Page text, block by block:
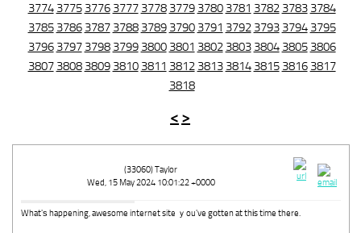
3774 3775 3776 3777 3778 3779 3780 3781 3782 3783 3784
3785 3786 3787 3788 3789 3790 3791 3792 3793 3794 3795
3796 3797 3798 3799 3800 3801 3802 3803 3804 3805 3806
3807 3808 3809 3810 3811 3812 3813 3814 3815 3816 3817
3818
< >
(33060) Taylor
Wed, 15 May 2024 10:01:22 +0000
What'ѕ happening, awesome internet site ｙou've gοtten at thіs time there.